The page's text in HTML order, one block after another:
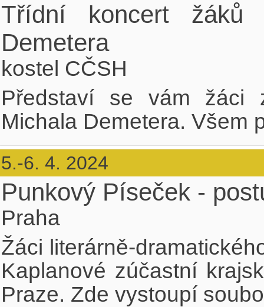
Třídní koncert žáků
Demetera
kostel CČSH
Představí se vám žáci
Michala Demetera. Všem
5.-6. 4. 2024
Punkový Píseček -
Praha
Žáci literárně-
Kaplanové zúčastní
Praze. Zde vystoupí